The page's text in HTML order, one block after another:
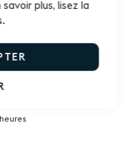
plus, lisez la
.